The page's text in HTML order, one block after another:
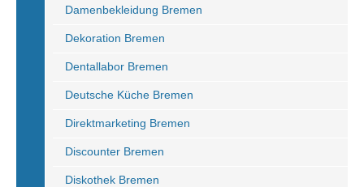
Damenbekleidung Bremen
Dekoration Bremen
Dentallabor Bremen
Deutsche Küche Bremen
Direktmarketing Bremen
Discounter Bremen
Diskothek Bremen